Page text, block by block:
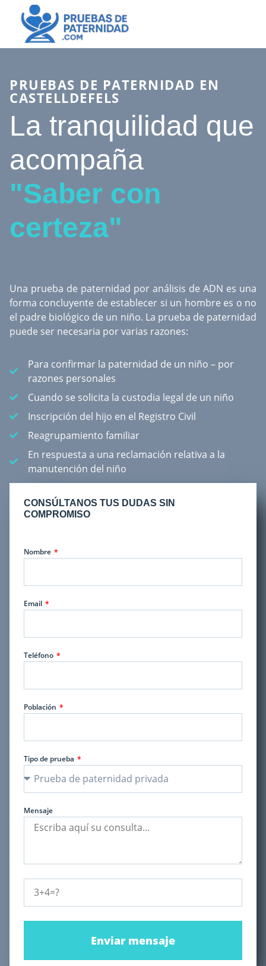
PRUEBAS DE PATERNIDAD EN
CASTELLDEFELS
La tranquilidad que
acompaña
"Saber con
certeza"
Una prueba de paternidad por análisis de ADN es una
forma concluyente de establecer si un hombre es o no
el padre biológico de un niño. La prueba de paternidad
puede ser necesaria por varias razones:
Para confirmar la paternidad de un niño – por
razones personales
Cuando se solicita la custodia legal de un niño
Inscripción del hijo en el Registro Civil
Reagrupamiento familiar
En respuesta a una reclamación relativa a la
manutención del niño
CONSÚLTANOS TUS DUDAS SIN
COMPROMISO
Nombre
Email
Teléfono
Población
Tipo de prueba
Mensaje
Enviar mensaje